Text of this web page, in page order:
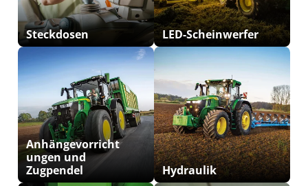
Steckdosen LED-Scheinwerfer
Anhängevorricht
ungen und
Zugpendel
Hydraulik